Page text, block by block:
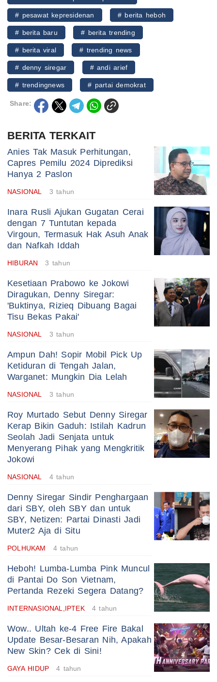
# pesawat kepresidenan # berita heboh
# berita baru # berita trending
# berita viral # trending news
# denny siregar # andi arief
# trendingnews # partai demokrat
Share:
BERITA TERKAIT
Anies Tak Masuk Perhitungan,
Capres Pemilu 2024 Diprediksi
Hanya 2 Paslon
NASIONAL 3 tahun
Inara Rusli Ajukan Gugatan Cerai
dengan 7 Tuntutan kepada
Virgoun, Termasuk Hak Asuh Anak
dan Nafkah Iddah
HIBURAN 3 tahun
Kesetiaan Prabowo ke Jokowi
Diragukan, Denny Siregar:
'Buktinya, Rizieq Dibuang Bagai
Tisu Bekas Pakai'
NASIONAL 3 tahun
Ampun Dah! Sopir Mobil Pick Up
Ketiduran di Tengah Jalan,
Warganet: Mungkin Dia Lelah
NASIONAL 3 tahun
Roy Murtado Sebut Denny Siregar
Kerap Bikin Gaduh: Istilah Kadrun
Seolah Jadi Senjata untuk
Menyerang Pihak yang Mengkritik
Jokowi
NASIONAL 4 tahun
Denny Siregar Sindir Penghargaan
dari SBY, oleh SBY dan untuk
SBY, Netizen: Partai Dinasti Jadi
Muter2 Aja di Situ
POLHUKAM 4 tahun
Heboh! Lumba-Lumba Pink Muncul
di Pantai Do Son Vietnam,
Pertanda Rezeki Segera Datang?
INTERNASIONAL,IPTEK 4 tahun
Wow.. Ultah ke-4 Free Fire Bakal
Update Besar-Besaran Nih, Apakah
New Skin? Cek di Sini!
GAYA HIDUP 4 tahun